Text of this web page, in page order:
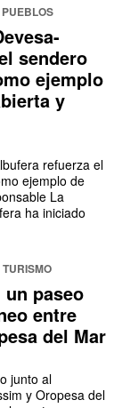
sendero
ejemplo
y
refuerza el
ejemplo de
La
ha iniciado
TURISMO
un paseo
entre
del Mar
junto al
y Oropesa del